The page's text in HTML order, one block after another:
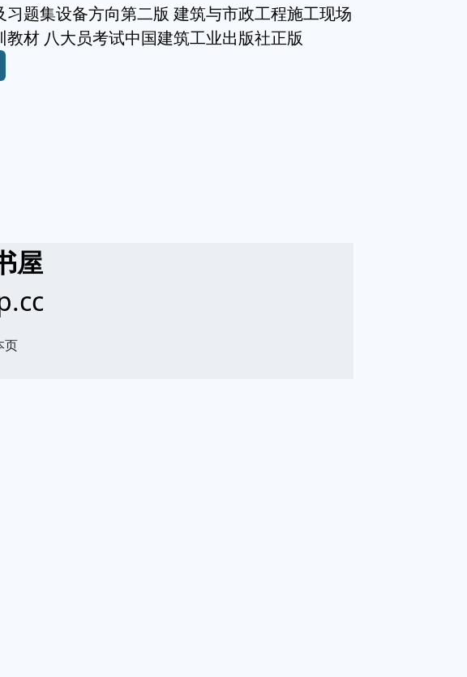
习题集设备方向第二版 建筑与市政工程施工现场
材 八大员考试中国建筑工业出版社正版
屋
页